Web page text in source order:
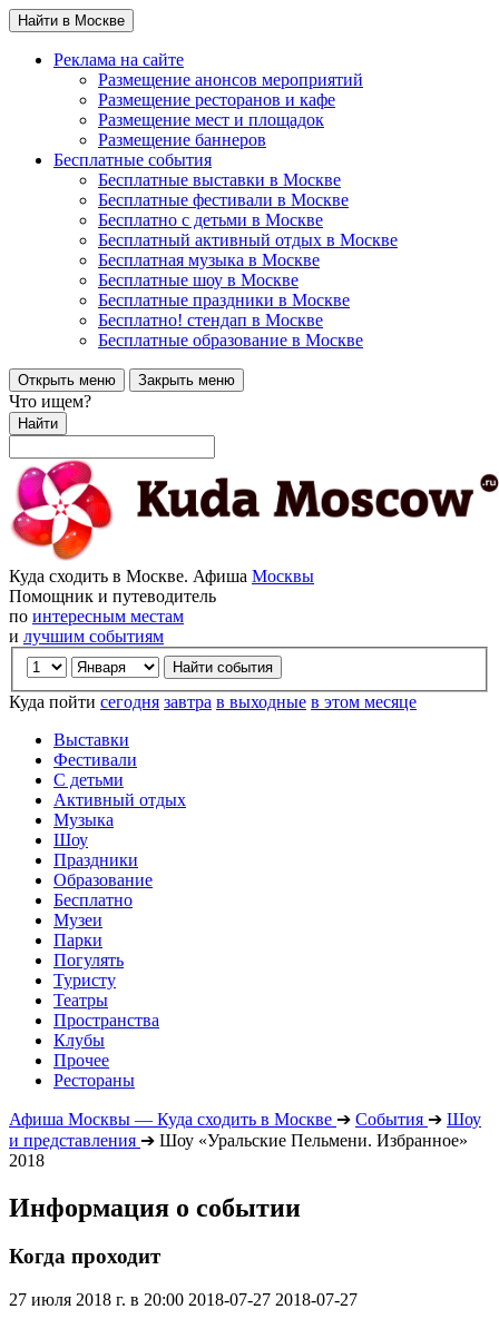
Найти в Москве
Реклама на сайте
Размещение анонсов мероприятий
Размещение ресторанов и кафе
Размещение мест и площадок
Размещение баннеров
Бесплатные события
Бесплатные выставки в Москве
Бесплатные фестивали в Москве
Бесплатно с детьми в Москве
Бесплатный активный отдых в Москве
Бесплатная музыка в Москве
Бесплатные шоу в Москве
Бесплатные праздники в Москве
Бесплатно! стендап в Москве
Бесплатные образование в Москве
Открыть меню Закрыть меню
Что ищем?
Найти
Куда сходить в Москве. Афиша Москвы
Помощник и путеводитель
по интересным местам
и лучшим событиям
Куда пойти сегодня завтра в выходные в этом месяце
Выставки
Фестивали
С детьми
Активный отдых
Музыка
Шоу
Праздники
Образование
Бесплатно
Музеи
Парки
Погулять
Туристу
Театры
Пространства
Клубы
Прочее
Рестораны
Афиша Москвы — Куда сходить в Москве ➔ События ➔ Шоу
и представления ➔ Шоу «Уральские Пельмени. Избранное»
2018
Информация о событии
Когда проходит
27 июля 2018 г. в 20:00 2018-07-27 2018-07-27